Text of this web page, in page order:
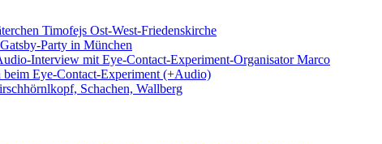
Timofejs Ost-West-Friedenskirche
Party in München
Interview mit Eye-Contact-Experiment-Organisator Marco
Eye-Contact-Experiment (+Audio)
Schachen, Wallberg